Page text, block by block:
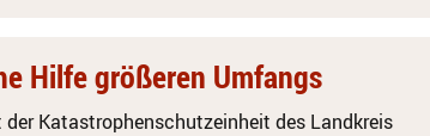
Hilfe größeren Umfangs
Katastrophenschutzeinheit des Landkreis